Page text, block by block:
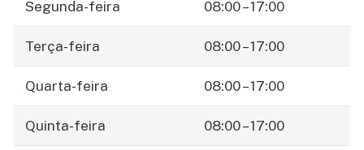
Segunda-feira 08:00 – 17:00
Terça-feira 08:00 – 17:00
Quarta-feira 08:00 – 17:00
Quinta-feira 08:00 – 17:00